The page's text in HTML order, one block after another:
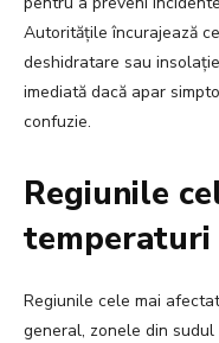
Autoritățile încurajează
deshidratare sau
imediată dacă apar
confuzie.
Regiunile
temperaturi
Regiunile cele mai
general, zonele din